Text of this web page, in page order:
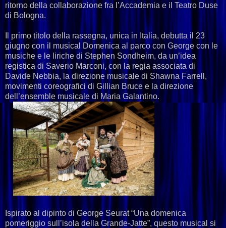
ritorno della collaborazione fra l’Accademia e il Teatro Duse
di Bologna.
Il primo titolo della rassegna, unica in Italia, debutta il 23
giugno con il musical Domenica al parco con George con le
musiche e le liriche di Stephen Sondheim, da un’idea
registica di Saverio Marconi, con la regia associata di
Davide Nebbia, la direzione musicale di Shawna Farrell,
movimenti coreografici di Gillian Bruce e la direzione
dell’ensemble musicale di Maria Galantino.
Ispirato al dipinto di George Seurat “Una domenica
pomeriggio sull’isola della Grande-Jatte”, questo musical si